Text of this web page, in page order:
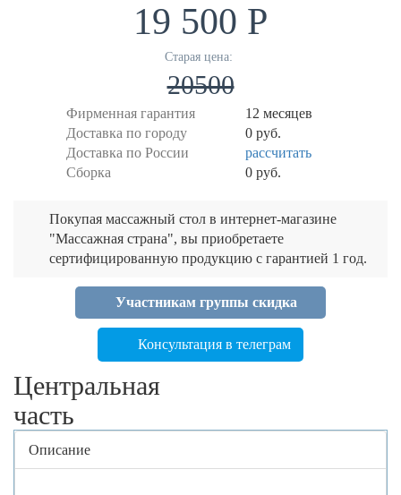
19 500 Р
Старая цена:
20500
Фирменная гарантия
12 месяцев
Доставка по городу
0 руб.
Доставка по России
рассчитать
Сборка
0 руб.
Покупая массажный стол в интернет-магазине
"Массажная страна", вы приобретаете
сертифицированную продукцию с гарантией 1 год.
Участникам группы скидка
Консультация в телеграм
Центральная
часть
Описание